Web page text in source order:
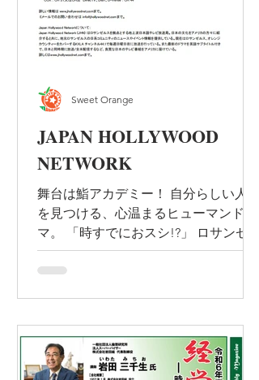
JAPAN HOLLYWOOD
NETWORK
舞台は鮨アカデミー！ 自分らしい人生
を見つける、心温まるヒューマンドラ
マ。 「時すでにおスシ!?」 ロサンゼル
ス無料TV放送+全米無料配信 ロサンゼ
ルス、オレンシジカウンティー全域で
(www.jhollywoodnet.com) はKXLAチャ
ンネル44.1 で、春の新番組として『時
すでにおスシ!?』を5月31日の日曜日午
Sweet Orange